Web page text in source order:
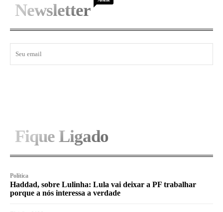
Newsletter
Fique Ligado
Política
Haddad, sobre Lulinha: Lula vai deixar a PF trabalhar
porque a nós interessa a verdade